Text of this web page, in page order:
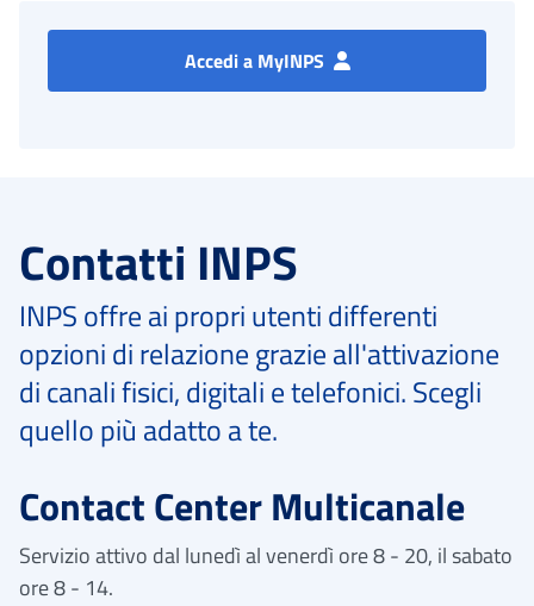
Accedi a MyINPS
Contatti INPS
INPS offre ai propri utenti differenti
opzioni di relazione grazie all'attivazione
di canali fisici, digitali e telefonici. Scegli
quello più adatto a te.
Contact Center Multicanale
Servizio attivo dal lunedì al venerdì ore 8 - 20, il sabato
ore 8 - 14.